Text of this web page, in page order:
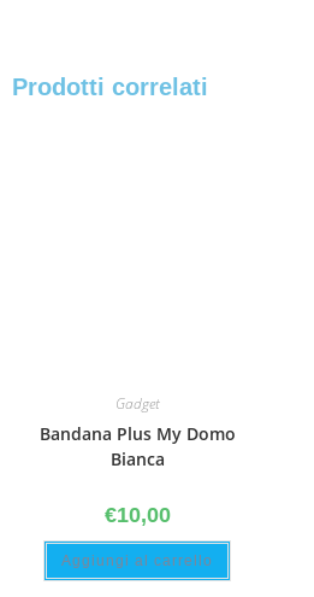
Prodotti correlati
Gadget
Bandana Plus My Domo
Bianca
€10,00
Aggiungi al carrello